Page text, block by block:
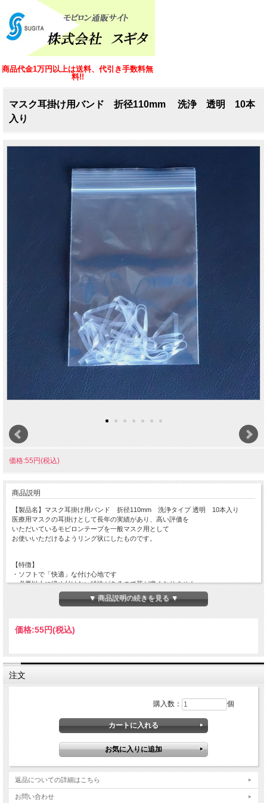
商品代金1万円以上は送料、代引き手数料無
料!!
マスク耳掛け用バンド 折径110mm 洗浄 透明 10本
入り
価格:55円(税込)
商品説明
【製品名】マスク耳掛け用バンド 折径110mm 洗浄タイプ 透明 10本入り
医療用マスクの耳掛けとして長年の実績があり、高い評価を
いただいているモビロンテープを一般マスク用として
お使いいただけるようリング状にしたものです。
【特徴】
・ソフトで「快適」な付け心地です
・必要以上に締め付けない特性があるので耳が痛くなりません
・肌にふれるので、天然ゴムアレルギーのある方にも安心です
・熱可塑性エラストマーで医療現場でも使用されるラテックスフリー製品です
・安心、安全の日本製です
【標準仕様】 リング状タイプ
・厚み ： 0.2ｍｍ
▼ 商品説明の続きを見る ▼
価格:55円(税込)
注文
購入数： 個
返品についての詳細はこちら
お問い合わせ